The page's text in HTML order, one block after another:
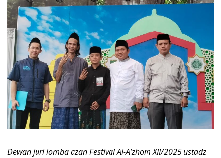
Dewan juri lomba azan Festival Al-A’zhom XII/2025 ustadz